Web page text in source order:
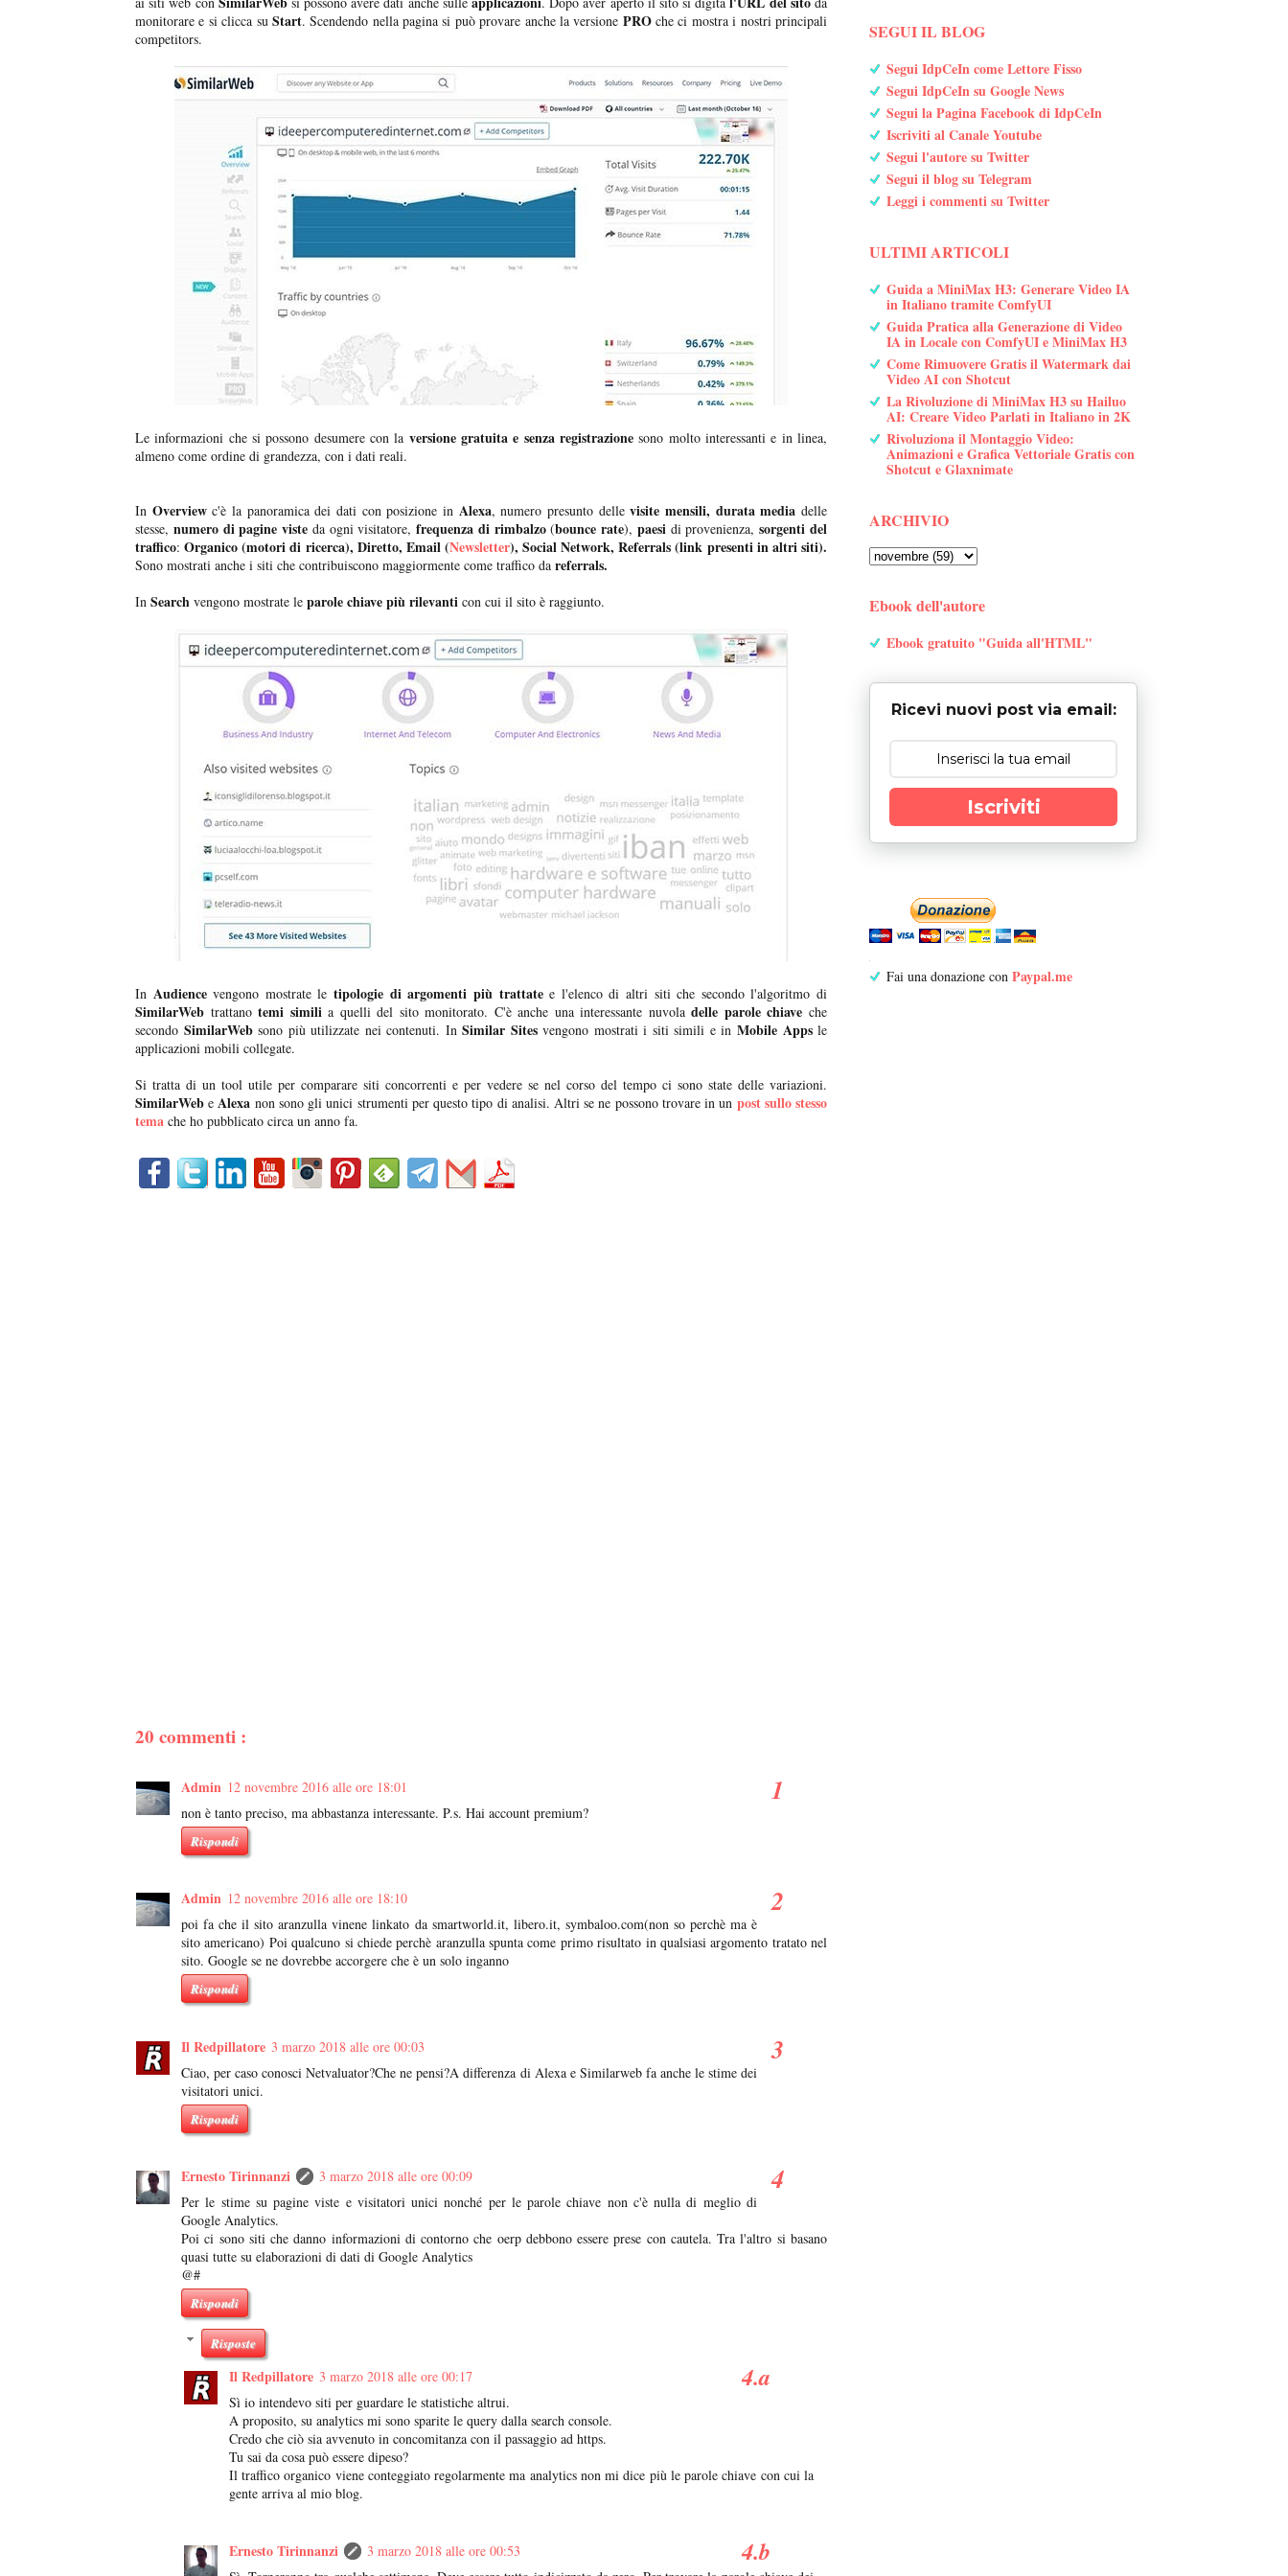
monitorare e si clicca su Start. Scendendo nella pagina si può provare anche la versione PROche ci mostra i nostri principali
competitors.
Le informazioni che si possono desumere con la versione gratuita e senza registrazione sono molto interessanti e in linea,
almeno come ordine di grandezza, con i dati reali.
In Overviewc'è la panoramica dei dati con posizione in Alexa, numero presunto dellevisite mensili, durata media delle
stesse, numero di pagine viste da ogni visitatore,frequenza di rimbalzo(bounce rate), paesidi provenienza, sorgenti del
traffico:Organico (motori di ricerca), Diretto, Email (Newsletter), Social Network, Referrals (link presenti in altri siti).
Sono mostrati anche i siti che contribuiscono maggiormente come traffico da referrals.
In Search vengono mostrate le parole chiave più rilevanti con cui il sito è raggiunto.
In Audiencevengono mostrate letipologie di argomenti più trattatee l'elenco di altri siti che secondo l'algoritmo di
SimilarWeb trattanotemi similia quelli del sito monitorato. C'è anche una interessante nuvoladelle parole chiave che
secondo SimilarWebsono più utilizzate nei contenuti. InSimilar Sitesvengono mostrati i siti simili e in Mobile Appsle
applicazioni mobili collegate.
Si tratta di un tool utile per comparare siti concorrenti e per vedere se nel corso del tempo ci sono state delle variazioni.
SimilarWeb eAlexa non sono gli unici strumenti per questo tipo di analisi. Altri se ne possono trovare in un post sullo stesso
tema che ho pubblicato circa un anno fa.
20 commenti :
Admin 12 novembre 2016 alle ore 18:01
non è tanto preciso, ma abbastanza interessante. P.s. Hai account premium?
Rispondi
Admin 12 novembre 2016 alle ore 18:10
poi fa che il sito aranzulla vinene linkato da smartworld.it, libero.it, symbaloo.com(non so perchè ma è
sito americano) Poi qualcuno si chiede perchè aranzulla spunta come primo risultato in qualsiasi argomento tratato nel
sito. Google se ne dovrebbe accorgere che è un solo inganno
Rispondi
Il Redpillatore 3 marzo 2018 alle ore 00:03
Ciao, per caso conosci Netvaluator?Che ne pensi?A differenza di Alexa e Similarweb fa anche le stime dei
visitatori unici.
Rispondi
Ernesto Tirinnanzi
3 marzo 2018 alle ore 00:09
Per le stime su pagine viste e visitatori unici nonché per le parole chiave non c'è nulla di meglio di
Google Analytics.
Poi ci sono siti che danno informazioni di contorno che oerp debbono essere prese con cautela. Tra l'altro si basano
quasi tutte su elaborazioni di dati di Google Analytics
@#
Rispondi
Risposte
Il Redpillatore 3 marzo 2018 alle ore 00:17
Sì io intendevo siti per guardare le statistiche altrui.
A proposito, su analytics mi sono sparite le query dalla search console.
Credo che ciò sia avvenuto in concomitanza con il passaggio ad https.
Tu sai da cosa può essere dipeso?
Il traffico organico viene conteggiato regolarmente ma analytics non mi dice più le parole chiave con cui la
gente arriva al mio blog.
Ernesto Tirinnanzi
3 marzo 2018 alle ore 00:53
SEGUI IL BLOG
Segui IdpCeIn come Lettore Fisso
Segui IdpCeIn su Google News
Segui la Pagina Facebook di IdpCeIn
Iscriviti al Canale Youtube
Segui l'autore su Twitter
Segui il blog su Telegram
Leggi i commenti su Twitter
ULTIMI ARTICOLI
Guida a MiniMax H3: Generare Video IA
in Italiano tramite ComfyUI
Guida Pratica alla Generazione di Video
IA in Locale con ComfyUI e MiniMax H3
Come Rimuovere Gratis il Watermark dai
Video AI con Shotcut
La Rivoluzione di MiniMax H3 su Hailuo
AI: Creare Video Parlati in Italiano in 2K
Rivoluziona il Montaggio Video:
Animazioni e Grafica Vettoriale Gratis con
Shotcut e Glaxnimate
ARCHIVIO
Ebook dell'autore
Ebook gratuito "Guida all'HTML"
Ricevi nuovi post via email:
Iscriviti
Fai una donazione con Paypal.me